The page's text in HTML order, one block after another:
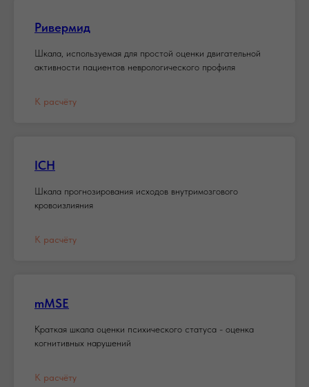
Ривермид
Шкала, используемая для простой оценки двигательной
активности пациентов неврологического профиля
К расчёту
ICH
Шкала прогнозирования исходов внутримозгового
кровоизлияния
К расчёту
mMSE
Краткая шкала оценки психического статуса - оценка
когнитивных нарушений
К расчёту